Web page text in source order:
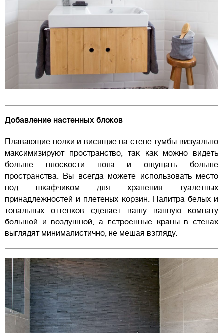
Добавление настенных блоков
Плавающие полки и висящие на стене тумбы визуально
максимизируют пространство, так как можно видеть
больше плоскости пола и ощущать больше
пространства. Вы всегда можете использовать место
под шкафчиком для хранения туалетных
принадлежностей и плетеных корзин. Палитра белых и
тональных оттенков сделает вашу ванную комнату
большой и воздушной, а встроенные краны в стенах
выглядят минималистично, не мешая взгляду.